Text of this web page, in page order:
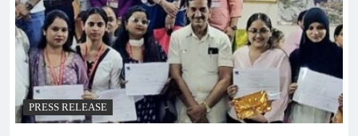
PRESS RELEASE